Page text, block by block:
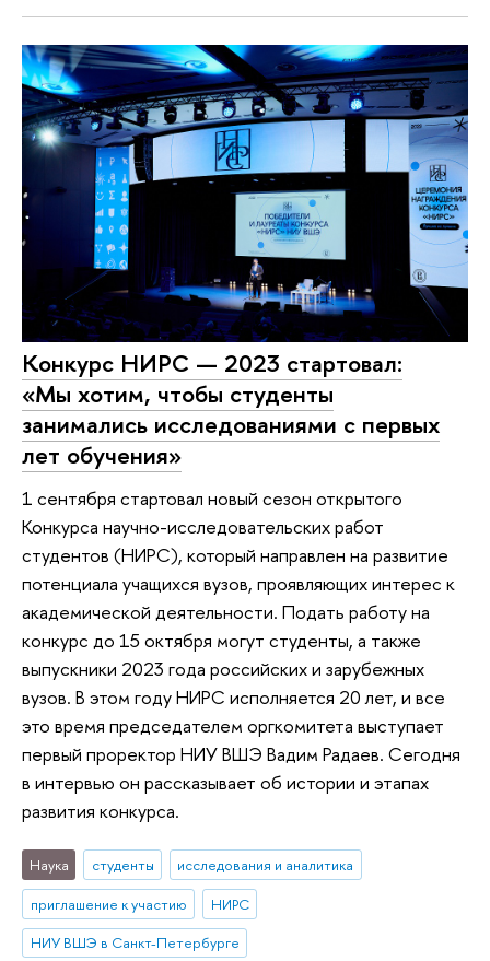
Конкурс НИРС — 2023 стартовал:
«Мы хотим, чтобы студенты
занимались исследованиями с первых
лет обучения»
1 сентября стартовал новый сезон открытого
Конкурса научно-исследовательских работ
студентов (НИРС), который направлен на развитие
потенциала учащихся вузов, проявляющих интерес к
академической деятельности. Подать работу на
конкурс до 15 октября могут студенты, а также
выпускники 2023 года российских и зарубежных
вузов. В этом году НИРС исполняется 20 лет, и все
это время председателем оргкомитета выступает
первый проректор НИУ ВШЭ Вадим Радаев. Сегодня
в интервью он рассказывает об истории и этапах
развития конкурса.
Наука студенты
исследования и аналитика
приглашение к участию
НИРС
НИУ ВШЭ в Санкт-Петербурге